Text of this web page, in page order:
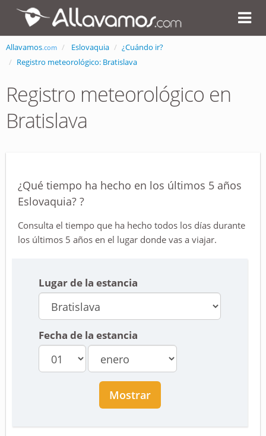
Allavamos.com Eslovaquia
¿Cuándo ir?
Registro meteorológico: Bratislava
Registro meteorológico en
Bratislava
¿Qué tiempo ha hecho en los últimos 5 años
Eslovaquia? ?
Consulta el tiempo que ha hecho todos los días durante
los últimos 5 años en el lugar donde vas a viajar.
Lugar de la estancia
Fecha de la estancia
Mostrar